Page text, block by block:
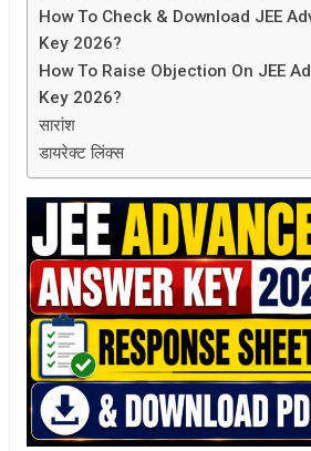
How To Check & Download JEE
Key 2026?
How To Raise Objection On JEE
Key 2026?
सारांश
डायरेक्ट लिंक्स